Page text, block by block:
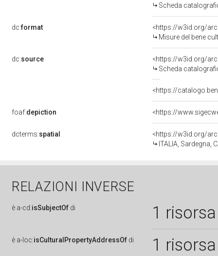
Scheda
dc:format
<https://w3id.org/
Misure del bene
dc:source
<https://w3id.org/
Scheda
<https://
foaf:depiction
dcterms:spatial
<https://w3id.org/
ITALIA, Sardegna,
RELAZIONI INVERSE
è a-cd:isSubjectOf di 1 risorsa
è a-loc:isCulturalPropertyAddressOf di 1 risorsa